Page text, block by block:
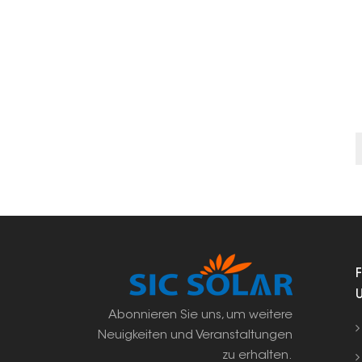
Abonnieren Sie uns, um weitere
Neuigkeiten und Veranstaltungen
zu erhalten.